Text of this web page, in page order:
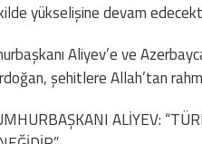
yükselişine devam
Aliyev’e ve
şehitlere Allah’tan
ALİYEV: